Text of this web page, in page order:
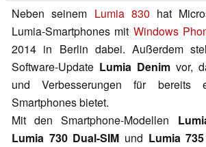
Neben seinem Lumia 830 hat
Lumia-Smartphones mit Windows
2014 in Berlin dabei. Außerdem
Software-Update Lumia Denim vor,
und Verbesserungen für bereits
Smartphones bietet.
Mit den Smartphone-Modellen
Lumia 730 Dual-SIM und Lumia 735